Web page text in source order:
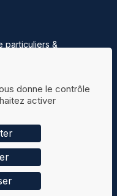
particuliers &
donne le contrôle
activer